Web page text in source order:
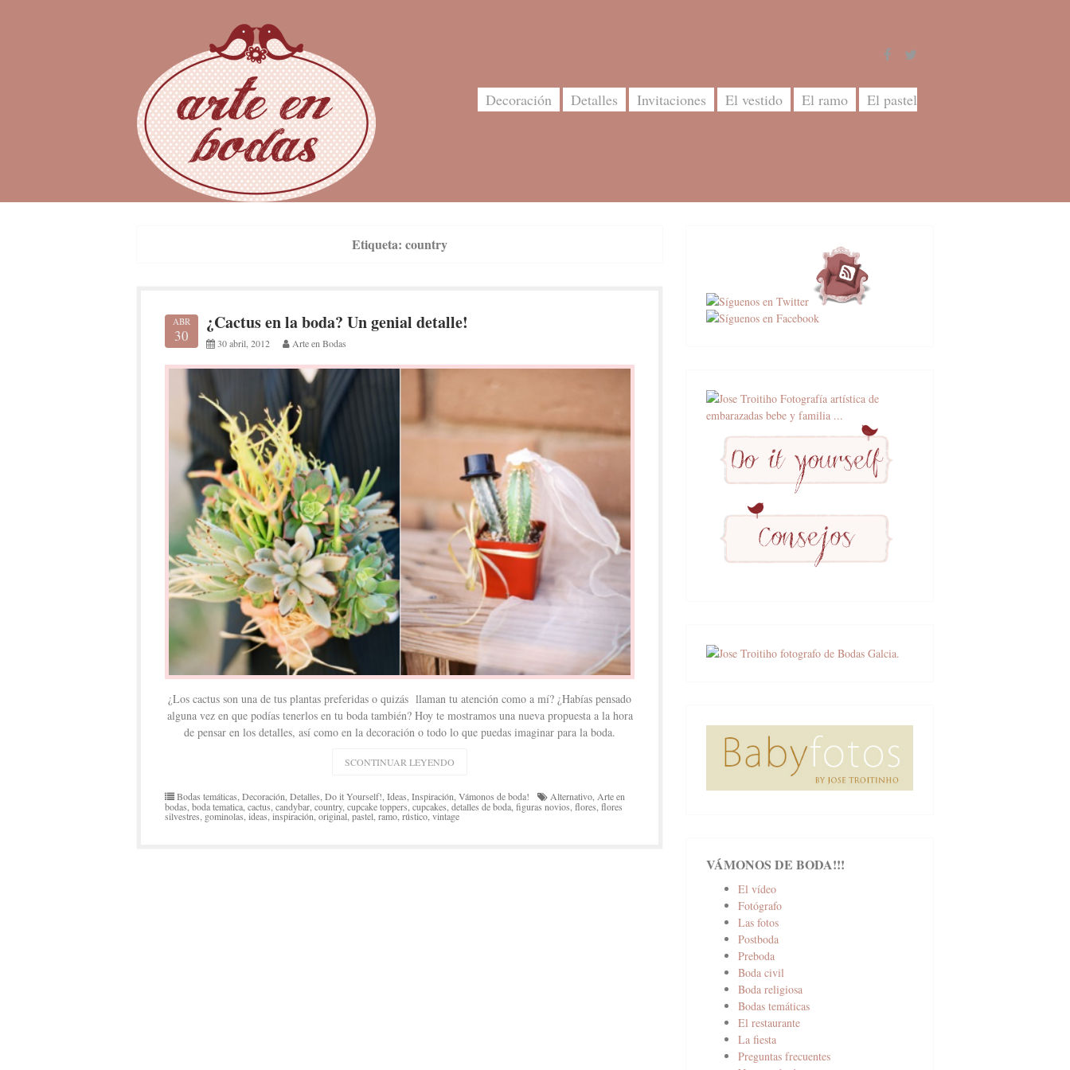
Decoración Detalles Invitaciones El vestido El ramo El pastel
Etiqueta: country
ABR
30
¿Cactus en la boda? Un genial detalle!
30 abril, 2012 Arte en Bodas
¿Los cactus son una de tus plantas preferidas o quizás llaman tu atención como a mí? ¿Habías pensado
alguna vez en que podías tenerlos en tu boda también? Hoy te mostramos una nueva propuesta a la hora
de pensar en los detalles, así como en la decoración o todo lo que puedas imaginar para la boda.
SCONTINUAR LEYENDO
Bodas temáticas Decoración Detalles Do it Yourself! Ideas Inspiración Vámonos de boda! Alternativo Arte en
bodas boda tematica cactus candybar country, cupcake toppers cupcakes detalles de boda figuras novios flores flores
silvestres gominolas, ideas ,inspiración original pastel ramo rústico vintage
VÁMONOS DE BODA!!!
El vídeo
Fotógrafo
Las fotos
Postboda
Preboda
Boda civil
Boda religiosa
Bodas temáticas
El restaurante
La fiesta
Preguntas frecuentes